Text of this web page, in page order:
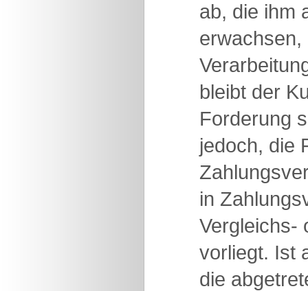
ab, die ihm
erwachsen,
bleibt der
Forderung
jedoch, die
in
Vergleichs-
vorliegt. Ist
die